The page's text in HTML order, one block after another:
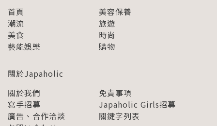
首頁
美容保養
潮流
旅遊
美食
時尚
藝能娛樂
購物
關於Japaholic
關於我們
免責事項
寫手招募
Japaholic Girls招募
廣告、合作洽談
關鍵字列表